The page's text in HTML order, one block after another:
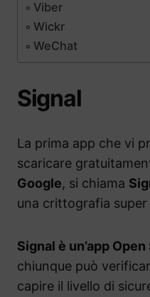
Viber
Wickr
WeChat
Signal
La prima app che vi
scaricare
Google, si chiama
una crittografia super
Signal è un’app
chiunque può
capire il livello di